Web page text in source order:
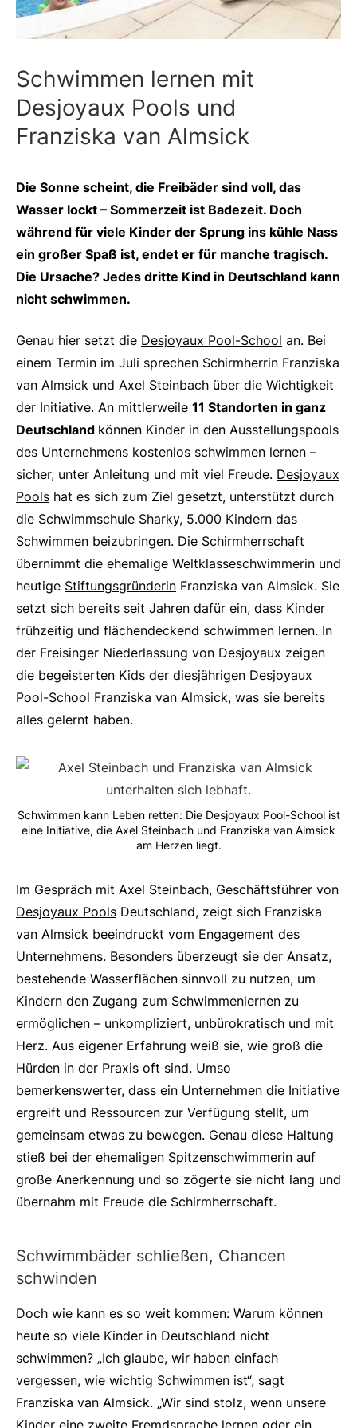
Schwimmen lernen mit
Desjoyaux Pools und
Franziska van Almsick
Die Sonne scheint, die Freibäder sind voll, das
Wasser lockt – Sommerzeit ist Badezeit. Doch
während für viele Kinder der Sprung ins kühle Nass
ein großer Spaß ist, endet er für manche tragisch.
Die Ursache? Jedes dritte Kind in Deutschland kann
nicht schwimmen.
Genau hier setzt die Desjoyaux Pool-School an. Bei
einem Termin im Juli sprechen Schirmherrin Franziska
van Almsick und Axel Steinbach über die Wichtigkeit
der Initiative. An mittlerweile 11 Standorten in ganz
Deutschland können Kinder in den Ausstellungspools
des Unternehmens kostenlos schwimmen lernen –
sicher, unter Anleitung und mit viel Freude. Desjoyaux
Pools hat es sich zum Ziel gesetzt, unterstützt durch
die Schwimmschule Sharky, 5.000 Kindern das
Schwimmen beizubringen. Die Schirmherrschaft
übernimmt die ehemalige Weltklasseschwimmerin und
heutige Stiftungsgründerin Franziska van Almsick. Sie
setzt sich bereits seit Jahren dafür ein, dass Kinder
frühzeitig und flächendeckend schwimmen lernen. In
der Freisinger Niederlassung von Desjoyaux zeigen
die begeisterten Kids der diesjährigen Desjoyaux
Pool-School Franziska van Almsick, was sie bereits
alles gelernt haben.
Schwimmen kann Leben retten: Die Desjoyaux Pool-School ist
eine Initiative, die Axel Steinbach und Franziska van Almsick
am Herzen liegt.
Im Gespräch mit Axel Steinbach, Geschäftsführer von
Desjoyaux Pools Deutschland, zeigt sich Franziska
van Almsick beeindruckt vom Engagement des
Unternehmens. Besonders überzeugt sie der Ansatz,
bestehende Wasserflächen sinnvoll zu nutzen, um
Kindern den Zugang zum Schwimmenlernen zu
ermöglichen – unkompliziert, unbürokratisch und mit
Herz. Aus eigener Erfahrung weiß sie, wie groß die
Hürden in der Praxis oft sind. Umso
bemerkenswerter, dass ein Unternehmen die Initiative
ergreift und Ressourcen zur Verfügung stellt, um
gemeinsam etwas zu bewegen. Genau diese Haltung
stieß bei der ehemaligen Spitzenschwimmerin auf
große Anerkennung und so zögerte sie nicht lang und
übernahm mit Freude die Schirmherrschaft.
Schwimmbäder schließen, Chancen
schwinden
Doch wie kann es so weit kommen: Warum können
heute so viele Kinder in Deutschland nicht
schwimmen? „Ich glaube, wir haben einfach
vergessen, wie wichtig Schwimmen ist“, sagt
Franziska van Almsick. „Wir sind stolz, wenn unsere